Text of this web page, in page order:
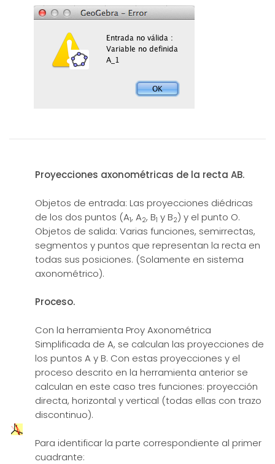
Proyecciones axonométricas de la recta AB.
Objetos de entrada: Las proyecciones diédricas
de los dos puntos (A1, A2, B1 y B2) y el punto O.
Objetos de salida: Varias funciones, semirrectas,
segmentos y puntos que representan la recta en
todas sus posiciones. (Solamente en sistema
axonométrico).
Proceso.
Con la herramienta Proy Axonométrica
Simplificada de A, se calculan las proyecciones de
los puntos A y B. Con estas proyecciones y el
proceso descrito en la herramienta anterior se
calculan en este caso tres funciones: proyección
directa, horizontal y vertical (todas ellas con trazo
discontinuo).
Para identificar la parte correspondiente al primer
cuadrante: